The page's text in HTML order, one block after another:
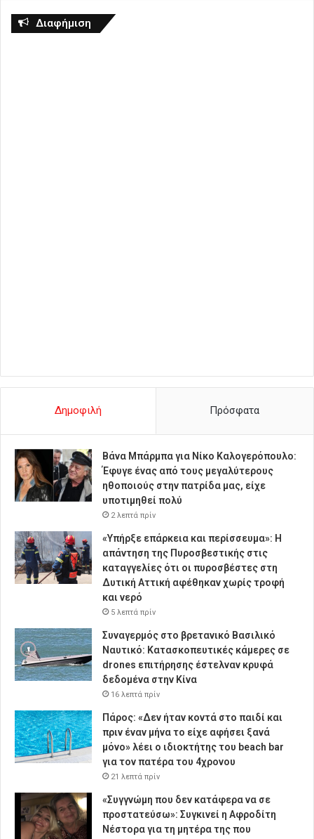
Διαφήμιση
Δημοφιλή Πρόσφατα
Βάνα Μπάρμπα για Νίκο Καλογερόπουλο:
Έφυγε ένας από τους μεγαλύτερους
ηθοποιούς στην πατρίδα μας, είχε
υποτιμηθεί πολύ
2 λεπτά πρίν
«Υπήρξε επάρκεια και περίσσευμα»: Η
απάντηση της Πυροσβεστικής στις
καταγγελίες ότι οι πυροσβέστες στη
Δυτική Αττική αφέθηκαν χωρίς τροφή
και νερό
5 λεπτά πρίν
Συναγερμός στο βρετανικό Βασιλικό
Ναυτικό: Κατασκοπευτικές κάμερες σε
drones επιτήρησης έστελναν κρυφά
δεδομένα στην Κίνα
16 λεπτά πρίν
Πάρος: «Δεν ήταν κοντά στο παιδί και
πριν έναν μήνα το είχε αφήσει ξανά
μόνο» λέει ο ιδιοκτήτης του beach bar
για τον πατέρα του 4χρονου
21 λεπτά πρίν
«Συγγνώμη που δεν κατάφερα να σε
προστατεύσω»: Συγκινεί η Αφροδίτη
Νέστορα για τη μητέρα της που